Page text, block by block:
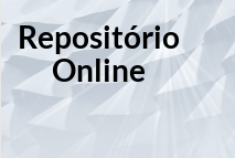
Repositório
Online